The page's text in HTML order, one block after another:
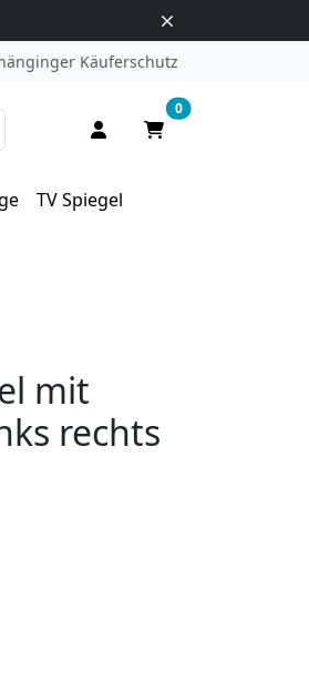
Käuferschutz
Anmelden / Registrieren
Warenkorb
0
TV Spiegel
mit
rechts